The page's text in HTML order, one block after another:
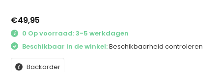
€49,95
0 Op voorraad: 3-5 werkdagen
Beschikbaar in de winkel:Beschikbaarheid controleren
Backorder